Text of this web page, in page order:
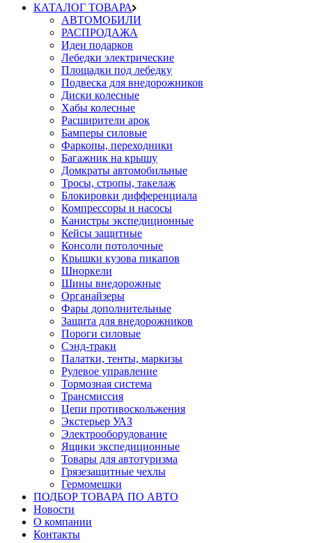
КАТАЛОГ ТОВАРА
АВТОМОБИЛИ
РАСПРОДАЖА
Идеи подарков
Лебедки электрические
Площадки под лебедку
Подвеска для внедорожников
Диски колесные
Хабы колесные
Расширители арок
Бамперы силовые
Фаркопы, переходники
Багажник на крышу
Домкраты автомобильные
Тросы, стропы, такелаж
Блокировки дифференциала
Компрессоры и насосы
Канистры экспедиционные
Кейсы защитные
Консоли потолочные
Крышки кузова пикапов
Шноркели
Шины внедорожные
Органайзеры
Фары дополнительные
Защита для внедорожников
Пороги силовые
Сэнд-траки
Палатки, тенты, маркизы
Рулевое управление
Тормозная система
Трансмиссия
Цепи противоскольжения
Экстерьер УАЗ
Электрооборудование
Ящики экспедиционные
Товары для автотуризма
Грязезащитные чехлы
Гермомешки
ПОДБОР ТОВАРА ПО АВТО
Новости
О компании
Контакты